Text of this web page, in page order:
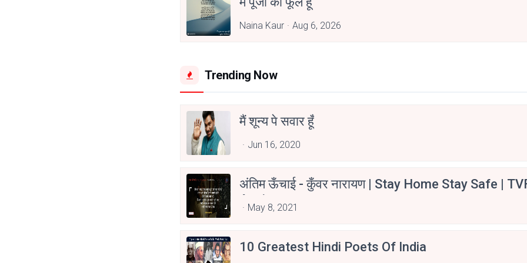
Naina Kaur Aug 6, 2026
Trending Now
मैं शून्य पे सवार हूँ
Jun 16, 2020
अंतिम ऊँचाई - कुँवर नारायण | Stay Home Stay Safe |
Aspirants
May 8, 2021
10 Greatest Hindi Poets Of India